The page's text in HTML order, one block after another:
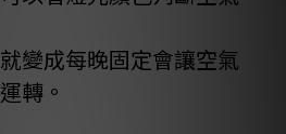
變成每晚固定會讓空氣
轉。